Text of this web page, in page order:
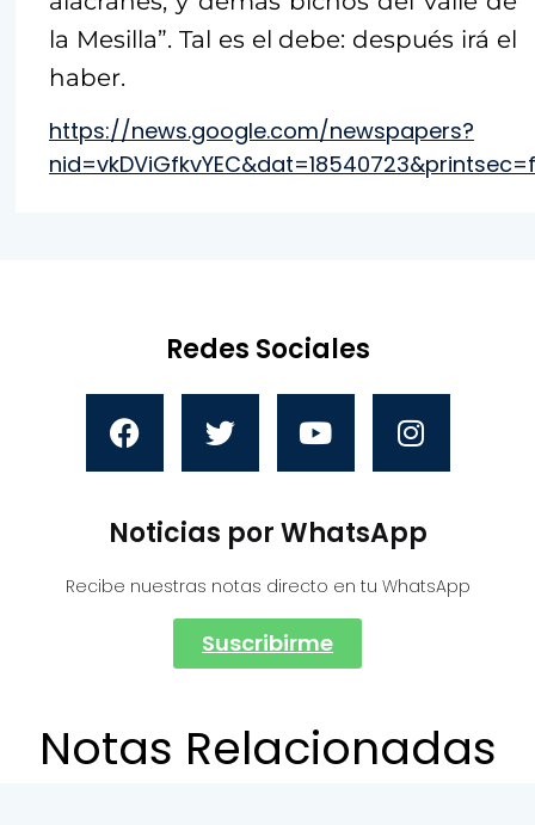
la Mesilla”. Tal es el debe: después irá el
haber.
https://news.google.com/newspapers?
Redes Sociales
Noticias por WhatsApp
Recibe nuestras notas directo en tu WhatsApp
Suscribirme
Notas Relacionadas